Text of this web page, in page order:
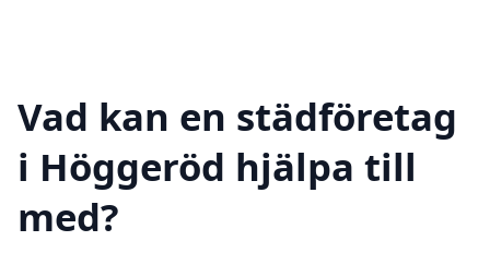
Vad kan en städföretag
i Höggeröd hjälpa till
med?